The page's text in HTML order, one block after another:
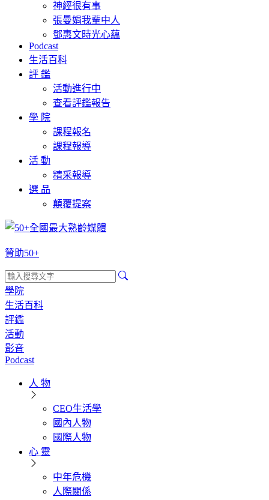
神經很有事
張曼娟我輩中人
鄧惠文時光心蘊
Podcast
生活百科
評 鑑
活動進行中
查看評鑑報告
學 院
課程報名
課程報導
活 動
精采報導
選 品
顛覆提案
贊助50+
學院
生活百科
評鑑
活動
影音
Podcast
人 物
CEO生活學
國內人物
國際人物
心 靈
中年危機
人際關係